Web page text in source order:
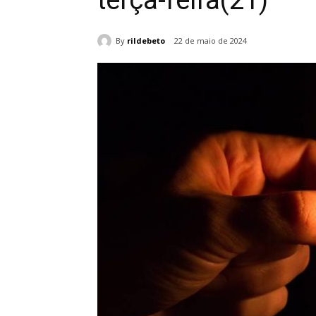
By rildebeto 22 de maio de 2024